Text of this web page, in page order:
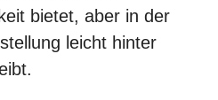
bietet, aber in der
leicht hinter